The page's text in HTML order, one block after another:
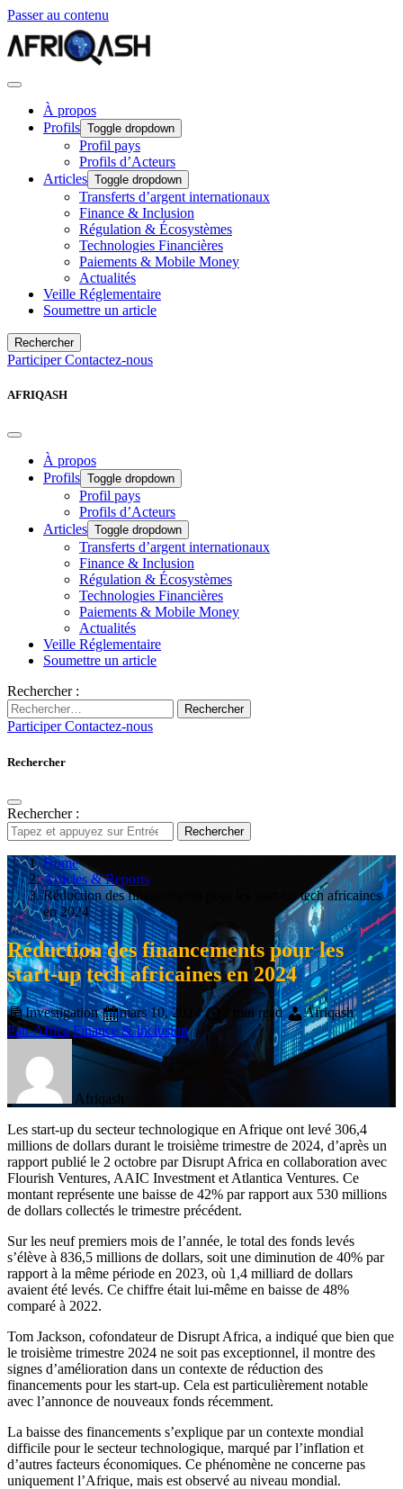
Passer au contenu
À propos
Profils Toggle dropdown
Profil pays
Profils d’Acteurs
Articles Toggle dropdown
Transferts d’argent internationaux
Finance & Inclusion
Régulation & Écosystèmes
Technologies Financières
Paiements & Mobile Money
Actualités
Veille Réglementaire
Soumettre un article
Rechercher
ParticiperContactez-nous
AFRIQASH
À propos
Profils Toggle dropdown
Profil pays
Profils d’Acteurs
Articles Toggle dropdown
Transferts d’argent internationaux
Finance & Inclusion
Régulation & Écosystèmes
Technologies Financières
Paiements & Mobile Money
Actualités
Veille Réglementaire
Soumettre un article
Rechercher :
Rechercher
ParticiperContactez-nous
Rechercher
Rechercher :
Rechercher
Home
Articles & Reports
Réduction des financements pour les start-up tech africaines
en 2024
Réduction des financements pour les
start-up tech africaines en 2024
Investigation mars 10, 2024 2 min read
Afriqash
Pan-Africa Finance & Inclusion
Afriqash
Les start-up du secteur technologique en Afrique ont levé 306,4
millions de dollars durant le troisième trimestre de 2024, d’après un
rapport publié le 2 octobre par Disrupt Africa en collaboration avec
Flourish Ventures, AAIC Investment et Atlantica Ventures. Ce
montant représente une baisse de 42% par rapport aux 530 millions
de dollars collectés le trimestre précédent.
Sur les neuf premiers mois de l’année, le total des fonds levés
s’élève à 836,5 millions de dollars, soit une diminution de 40% par
rapport à la même période en 2023, où 1,4 milliard de dollars
avaient été levés. Ce chiffre était lui-même en baisse de 48%
comparé à 2022.
Tom Jackson, cofondateur de Disrupt Africa, a indiqué que bien que
le troisième trimestre 2024 ne soit pas exceptionnel, il montre des
signes d’amélioration dans un contexte de réduction des
financements pour les start-up. Cela est particulièrement notable
avec l’annonce de nouveaux fonds récemment.
La baisse des financements s’explique par un contexte mondial
difficile pour le secteur technologique, marqué par l’inflation et
d’autres facteurs économiques. Ce phénomène ne concerne pas
uniquement l’Afrique, mais est observé au niveau mondial.